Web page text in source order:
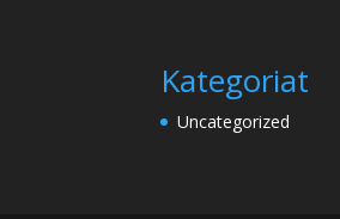
Kategoriat
Uncategorized